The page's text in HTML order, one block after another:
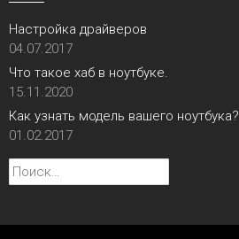
Настройка драйверов
04.07.2017
Что такое хаб в ноутбуке.
15.11.2020
Как узнать модель вашего ноутбука?
01.02.2017
Найти: